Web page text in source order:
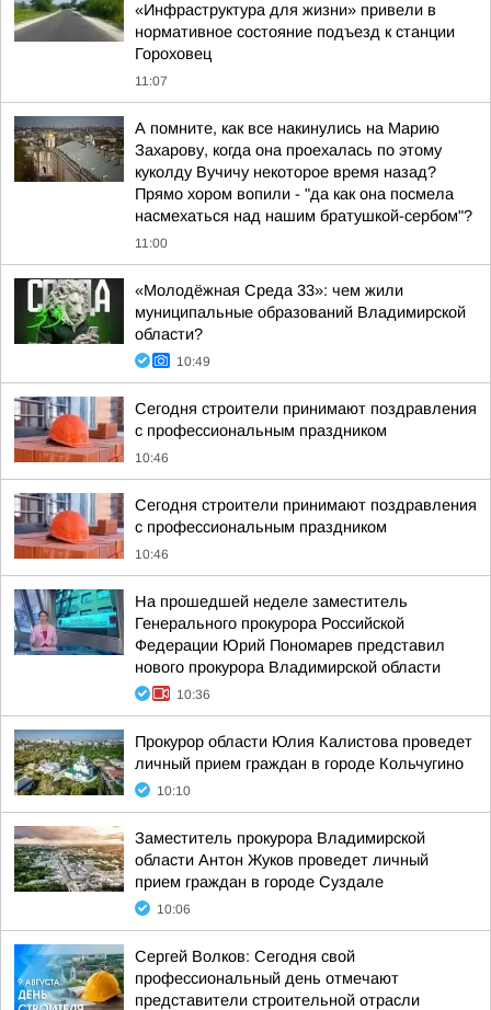
«Инфраструктура для жизни» привели в
нормативное состояние подъезд к станции
Гороховец
11:07
А помните, как все накинулись на Марию
Захарову, когда она проехалась по этому
куколду Вучичу некоторое время назад?
Прямо хором вопили - "да как она посмела
насмехаться над нашим братушкой-сербом"?
11:00
«Молодёжная Среда 33»: чем жили
муниципальные образований Владимирской
области?
10:49
Сегодня строители принимают поздравления
с профессиональным праздником
10:46
Сегодня строители принимают поздравления
с профессиональным праздником
10:46
На прошедшей неделе заместитель
Генерального прокурора Российской
Федерации Юрий Пономарев представил
нового прокурора Владимирской области
10:36
Прокурор области Юлия Калистова проведет
личный прием граждан в городе Кольчугино
10:10
Заместитель прокурора Владимирской
области Антон Жуков проведет личный
прием граждан в городе Суздале
10:06
Сергей Волков: Сегодня свой
профессиональный день отмечают
представители строительной отрасли